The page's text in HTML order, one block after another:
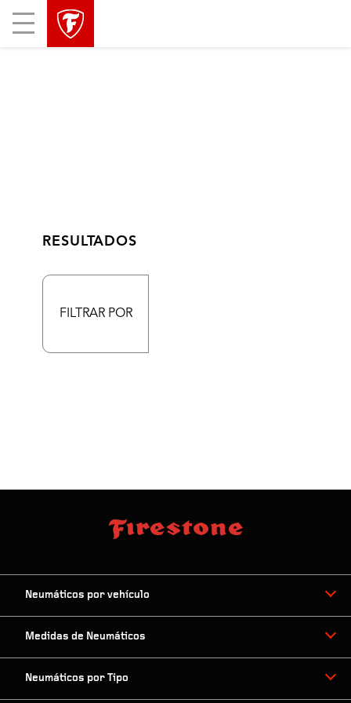
Mobile
Menu
RESULTADOS
FILTRAR POR
Neumáticos por vehículo
Medidas de Neumáticos
Neumáticos por Tipo